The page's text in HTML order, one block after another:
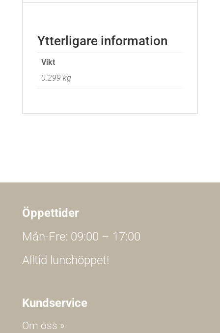
Ytterligare information
Vikt
0.299 kg
Öppettider
Mån-Fre: 09:00 – 17:00
Alltid lunchöppet!
Kundservice
Om oss »